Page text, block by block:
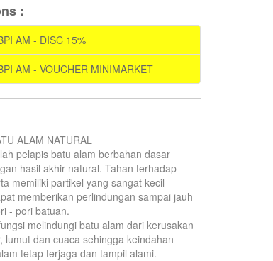
:
AM - DISC 15%
AM - VOUCHER MINIMARKET
ALAM NATURAL
pelapis batu alam berbahan dasar
hasil akhir natural. Tahan terhadap
memiliki partikel yang sangat kecil
memberikan perlindungan sampai jauh
- pori batuan.
melindungi batu alam dari kerusakan
lumut dan cuaca sehingga keindahan
tetap terjaga dan tampil alami.